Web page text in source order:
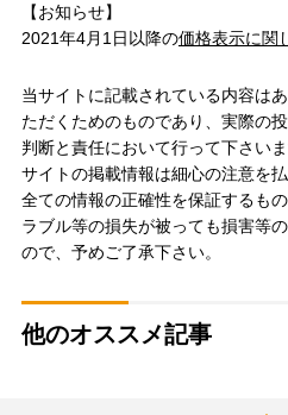
【お知らせ】
2021年4月1日以降の価格表示に関
当サイトに記載されている内容は
ただくためのものであり、実際の
判断と責任において行って下さい
サイトの掲載情報は細心の注意を
全ての情報の正確性を保証するも
ラブル等の損失が被っても損害等
ので、予めご了承下さい。
他のオススメ記事